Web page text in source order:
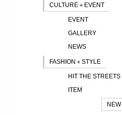
CULTURE＋EVENT
EVENT
GALLERY
NEWS
FASHION＋STYLE
HIT THE STREETS
ITEM
NEW